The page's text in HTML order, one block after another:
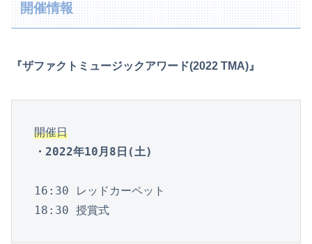
開催情報
『ザファクトミュージックアワード(2022 TMA)』
開催日
・2022年10月8日(土)
16:30 レッドカーペット
18:30 授賞式